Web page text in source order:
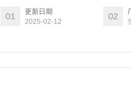
01
更新日期
2025-02-12
02